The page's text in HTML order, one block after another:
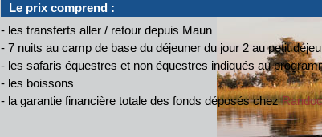
Le prix comprend :
- les transferts aller / retour depuis Maun
- 7 nuits au camp de base du déjeuner du jour 2 au petit
- les safaris équestres et non équestres indiqués au
- les boissons
- la garantie financière totale des fonds déposés chez